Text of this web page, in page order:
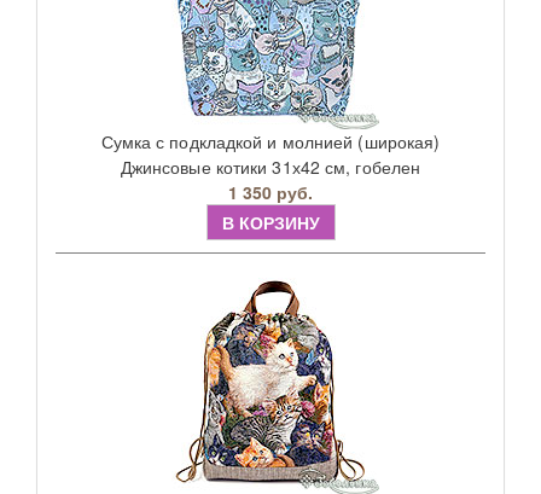
Сумка с подкладкой и молнией (широкая)
Джинсовые котики 31х42 см, гобелен
1 350 руб.
В КОРЗИНУ